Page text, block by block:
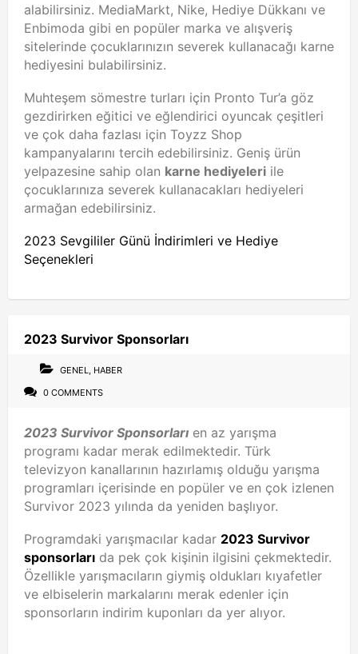
alabilirsiniz. MediaMarkt, Nike, Hediye Dükkanı ve
Enbimoda gibi en popüler marka ve alışveriş
sitelerinde çocuklarınızın severek kullanacağı karne
hediyesini bulabilirsiniz.
Muhteşem sömestre turları için Pronto Tur’a göz
gezdirirken eğitici ve eğlendirici oyuncak çeşitleri
ve çok daha fazlası için Toyzz Shop
kampanyalarını tercih edebilirsiniz. Geniş ürün
yelpazesine sahip olan karne hediyeleri ile
çocuklarınıza severek kullanacakları hediyeleri
armağan edebilirsiniz.
2023 Sevgililer Günü İndirimleri ve Hediye
Seçenekleri
2023 Survivor Sponsorları
GENEL, HABER
0 COMMENTS
2023 Survivor Sponsorları en az yarışma
programı kadar merak edilmektedir. Türk
televizyon kanallarının hazırlamış olduğu yarışma
programları içerisinde en popüler ve en çok izlenen
Survivor 2023 yılında da yeniden başlıyor.
Programdaki yarışmacılar kadar 2023 Survivor
sponsorları da pek çok kişinin ilgisini çekmektedir.
Özellikle yarışmacıların giymiş oldukları kıyafetler
ve elbiselerin markalarını merak edenler için
sponsorların indirim kuponları da yer alıyor.